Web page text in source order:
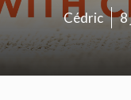
Cédric 8